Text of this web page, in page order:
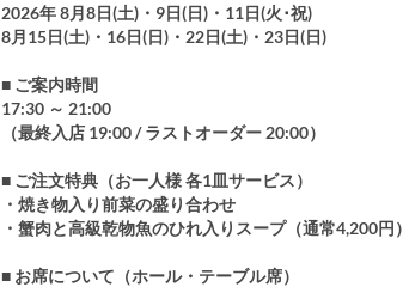
2026年 8月8日(土)・9日(日)・11日(火･祝)
8月15日(土)・16日(日)・22日(土)・23日(日)
■ ご案内時間
17:30 ～ 21:00
（最終入店 19:00 / ラストオーダー 20:00）
■ ご注文特典（お一人様 各1皿サービス）
・焼き物入り前菜の盛り合わせ
・蟹肉と高級乾物魚のひれ入りスープ（通常4,200円）
■ お席について（ホール・テーブル席）